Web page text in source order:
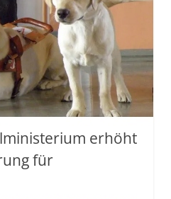
erhöht
für